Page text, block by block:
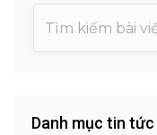
Danh mục tin tức